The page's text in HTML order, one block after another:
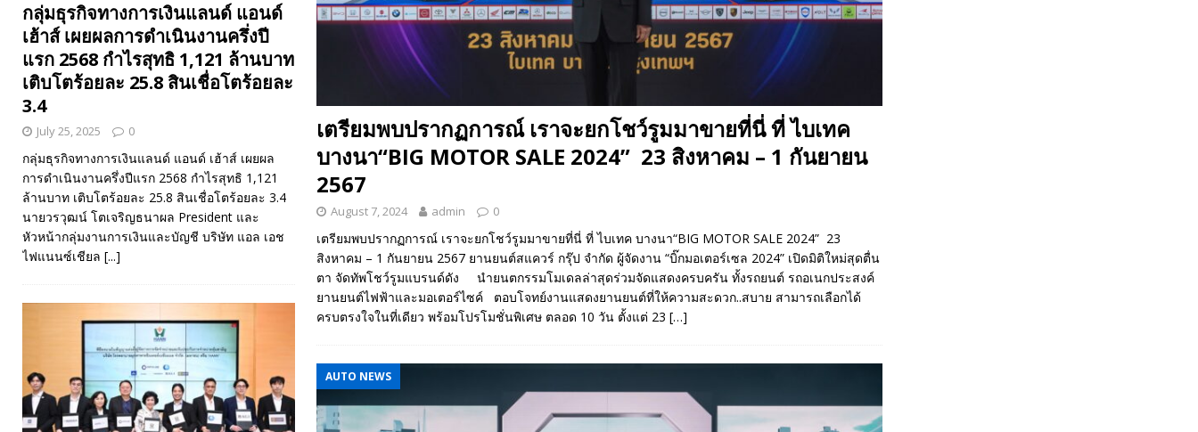
เตรียมพบปรากฏการณ์ เราจะยกโชว์รูมมาขายที่นี่ ที่ ไบเทค
บางนา“BIG MOTOR SALE 2024” 23 สิงหาคม – 1 กันยายน
2567
August 7, 2024 admin 0
เตรียมพบปรากฏการณ์ เราจะยกโชว์รูมมาขายที่นี่ ที่ ไบเทค บางนา“BIG MOTOR SALE 2024” 23
สิงหาคม – 1 กันยายน 2567 ยานยนต์สแควร์ กรุ๊ป จำกัด ผู้จัดงาน “บิ๊กมอเตอร์เซล 2024” เปิดมิติใหม่สุดตื่น
ตา จัดทัพโชว์รูมแบรนด์ดัง นำยนตกรรมโมเดลล่าสุดร่วมจัดแสดงครบครัน ทั้งรถยนต์ รถอเนกประสงค์
ยานยนต์ไฟฟ้าและมอเตอร์ไซค์ ตอบโจทย์งานแสดงยานยนต์ที่ให้ความสะดวก..สบาย สามารถเลือกได้
ครบตรงใจในที่เดียว พร้อมโปรโมชั่นพิเศษ ตลอด 10 วัน ตั้งแต่ 23 […]
AUTO NEWS
กลุ่มธุรกิจทางการเงินแลนด์ แอนด์
เฮ้าส์ เผยผลการดำเนินงานครึ่งปี
แรก 2568 กำไรสุทธิ 1,121 ล้านบาท
เติบโตร้อยละ 25.8 สินเชื่อโตร้อยละ
3.4
July 25, 2025 0
กลุ่มธุรกิจทางการเงินแลนด์ แอนด์ เฮ้าส์ เผยผล
การดำเนินงานครึ่งปีแรก 2568 กำไรสุทธิ 1,121
ล้านบาท เติบโตร้อยละ 25.8 สินเชื่อโตร้อยละ 3.4
นายวรวุฒน์ โตเจริญธนาผล President และ
หัวหน้ากลุ่มงานการเงินและบัญชี บริษัท แอล เอช
ไฟแนนซ์เชียล [...]